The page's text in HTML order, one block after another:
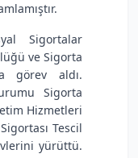
Sigortalar
ve Sigorta
görev aldı.
Sigorta
Hizmetleri
Tescil
yürüttü.